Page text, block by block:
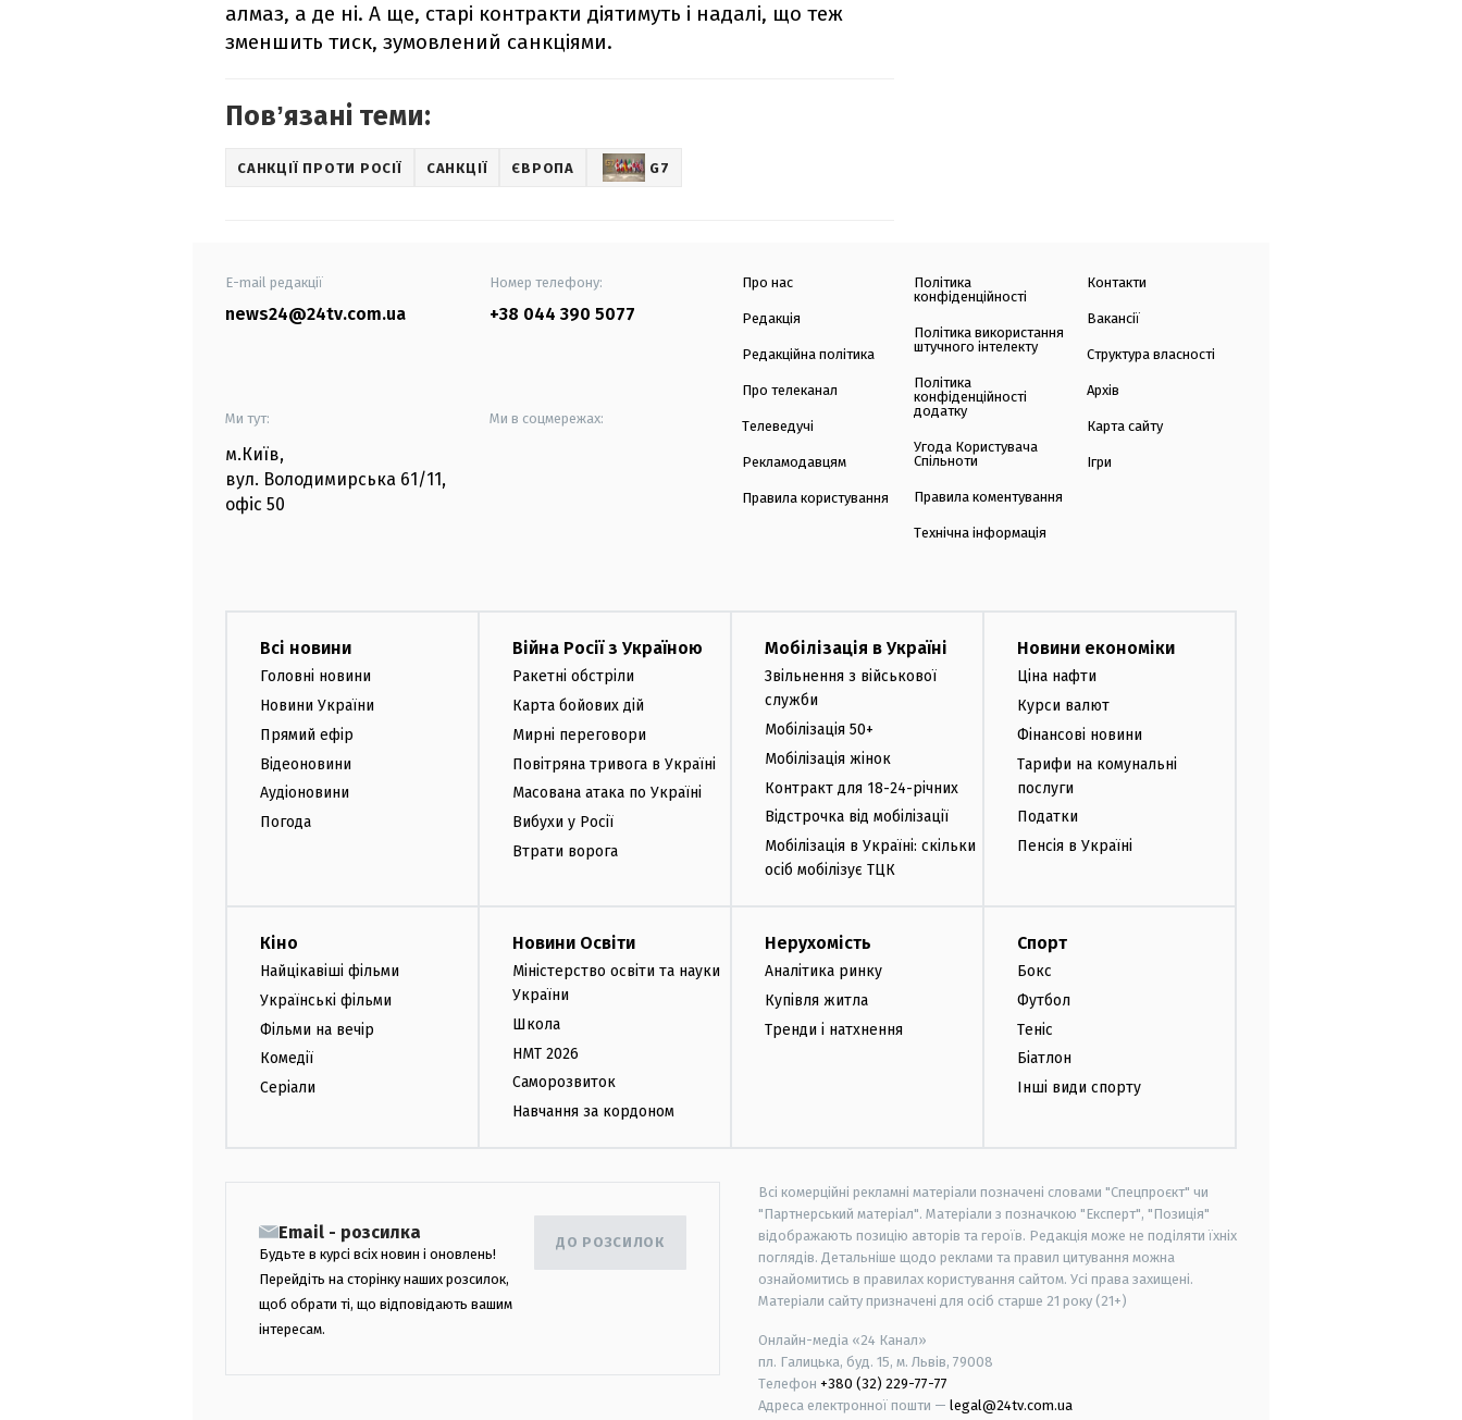
алмаз, а де ні. А ще, старі контракти діятимуть і надалі, що теж
зменшить тиск, зумовлений санкціями.
Повʼязані теми:
САНКЦІЇ ПРОТИ РОСІЇ САНКЦІЇ ЄВРОПА G7
E-mail редакції
news24@24tv.com.ua
Номер телефону:
+38 044 390 5077
Ми тут:
м.Київ,
вул. Володимирська 61/11,
офіс 50
Ми в соцмережах:
Про нас
Редакція
Редакційна політика
Про телеканал
Телеведучі
Рекламодавцям
Правила користування
Політика
конфіденційності
Політика використання
штучного інтелекту
Політика
конфіденційності
додатку
Угода Користувача
Спільноти
Правила коментування
Технічна інформація
Контакти
Вакансії
Структура власності
Архів
Карта сайту
Ігри
Всі новини
Головні новини
Новини України
Прямий ефір
Відеоновини
Аудіоновини
Погода
Війна Росії з Україною
Ракетні обстріли
Карта бойових дій
Мирні переговори
Повітряна тривога в Україні
Масована атака по Україні
Вибухи у Росії
Втрати ворога
Мобілізація в Україні
Звільнення з військової
служби
Мобілізація 50+
Мобілізація жінок
Контракт для 18-24-річних
Відстрочка від мобілізації
Мобілізація в Україні: скільки
осіб мобілізує ТЦК
Новини економіки
Ціна нафти
Курси валют
Фінансові новини
Тарифи на комунальні
послуги
Податки
Пенсія в Україні
Кіно
Найцікавіші фільми
Українські фільми
Фільми на вечір
Комедії
Серіали
Новини Освіти
Міністерство освіти та науки
України
Школа
НМТ 2026
Саморозвиток
Навчання за кордоном
Нерухомість
Аналітика ринку
Купівля житла
Тренди і натхнення
Спорт
Бокс
Футбол
Теніс
Біатлон
Інші види спорту
Email - розсилка
Будьте в курсі всіх новин і оновлень!
Перейдіть на сторінку наших розсилок,
щоб обрати ті, що відповідають вашим
інтересам.
ДО РОЗСИЛОК
Всі комерційні рекламні матеріали позначені словами "Спецпроєкт" чи
"Партнерський матеріал". Матеріали з позначкою "Експерт", "Позиція"
відображають позицію авторів та героїв. Редакція може не поділяти їхніх
поглядів. Детальніше щодо реклами та правил цитування можна
ознайомитись в правилах користування сайтом. Усі права захищені.
Матеріали сайту призначені для осіб старше 21 року (21+)
Онлайн-медіа «24 Канал»
пл. Галицька, буд. 15, м. Львів, 79008
Телефон +380 (32) 229-77-77
Адреса електронної пошти — legal@24tv.com.ua